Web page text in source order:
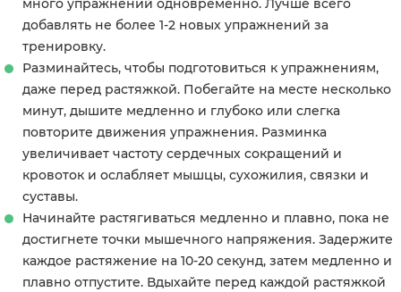
много упражнений одновременно. Лучше всего
добавлять не более 1-2 новых упражнений за
тренировку.
Разминайтесь, чтобы подготовиться к упражнениям,
даже перед растяжкой. Побегайте на месте несколько
минут, дышите медленно и глубоко или слегка
повторите движения упражнения. Разминка
увеличивает частоту сердечных сокращений и
кровоток и ослабляет мышцы, сухожилия, связки и
суставы.
Начинайте растягиваться медленно и плавно, пока не
достигнете точки мышечного напряжения. Задержите
каждое растяжение на 10-20 секунд, затем медленно и
плавно отпустите. Вдыхайте перед каждой растяжкой